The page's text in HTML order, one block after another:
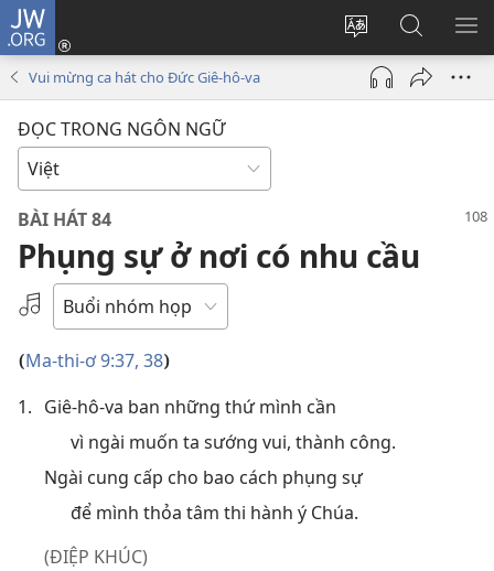
JW.ORG
Thay
đổi
ngôn
Đăng
nhập
Tìm
kiếm
JW.ORG
Vui mừng ca hát cho Đức Giê-hô-va
ĐỌC TRONG NGÔN NGỮ
BÀI HÁT 84
Phụng sự ở nơi có nhu cầu
Select
Audio
(Ma-thi-ơ 9:37, 38)
1. Giê-hô-va ban những thứ mình cần
vì ngài muốn ta sướng vui, thành công.
Ngài cung cấp cho bao cách phụng sự
để mình thỏa tâm thi hành ý Chúa.
(ĐIỆP KHÚC)